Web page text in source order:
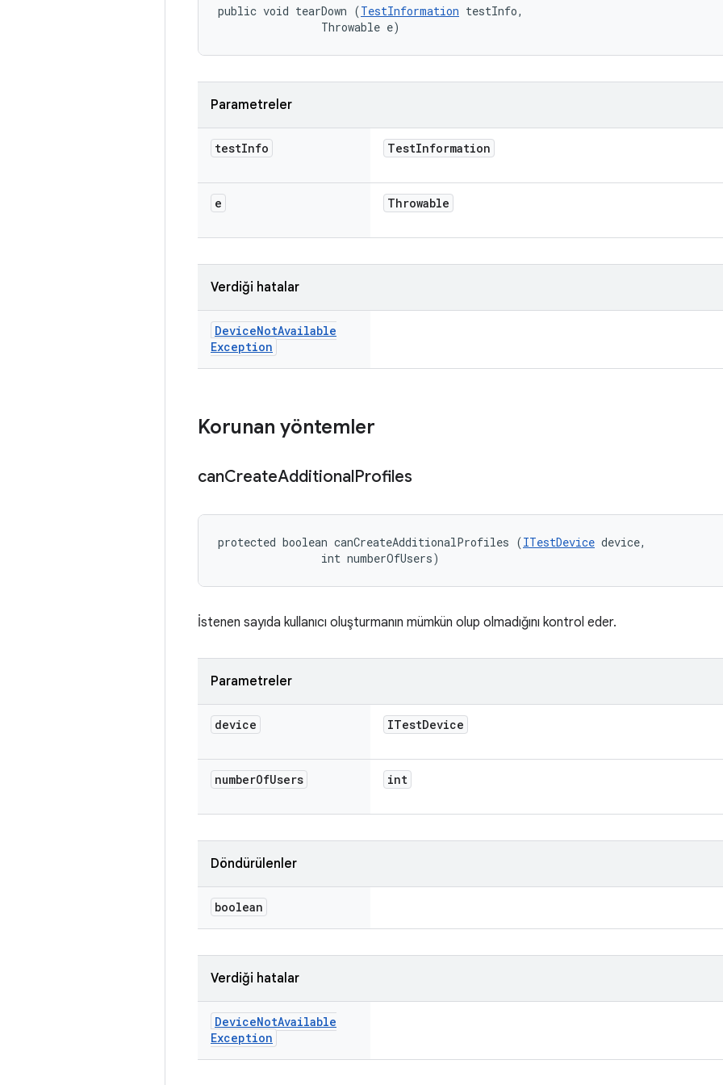
public void tearDown (TestInformation testInfo,
                Throwable e)
Parametreler
testInfo TestInformation
e Throwable
Verdiği hatalar
DeviceNotAvailable
Exception
Korunan yöntemler
canCreateAdditionalProfiles
protected boolean canCreateAdditionalProfiles (ITestDevice device,
                int numberOfUsers)
İstenen sayıda kullanıcı oluşturmanın mümkün olup olmadığını kontrol eder.
Parametreler
device ITestDevice
numberOfUsers int
Döndürülenler
boolean
Verdiği hatalar
DeviceNotAvailable
Exception